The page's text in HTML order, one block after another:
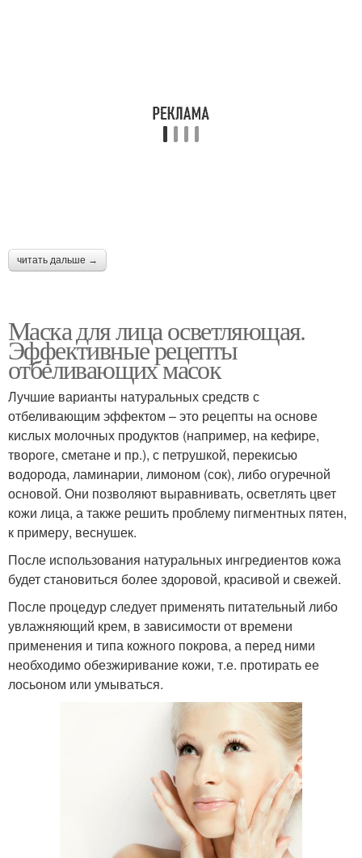
читать дальше →
Маска для лица осветляющая.
Эффективные рецепты
отбеливающих масок
Лучшие варианты натуральных средств с
отбеливающим эффектом – это рецепты на основе
кислых молочных продуктов (например, на кефире,
твороге, сметане и пр.), с петрушкой, перекисью
водорода, ламинарии, лимоном (сок), либо огуречной
основой. Они позволяют выравнивать, осветлять цвет
кожи лица, а также решить проблему пигментных пятен,
к примеру, веснушек.
После использования натуральных ингредиентов кожа
будет становиться более здоровой, красивой и свежей.
После процедур следует применять питательный либо
увлажняющий крем, в зависимости от времени
применения и типа кожного покрова, а перед ними
необходимо обезжиривание кожи, т.е. протирать ее
лосьоном или умываться.